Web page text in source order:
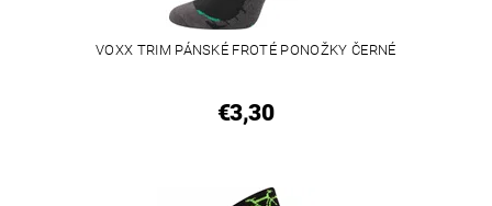
VOXX TRIM PÁNSKÉ FROTÉ PONOŽKY ČERNÉ
€3,30